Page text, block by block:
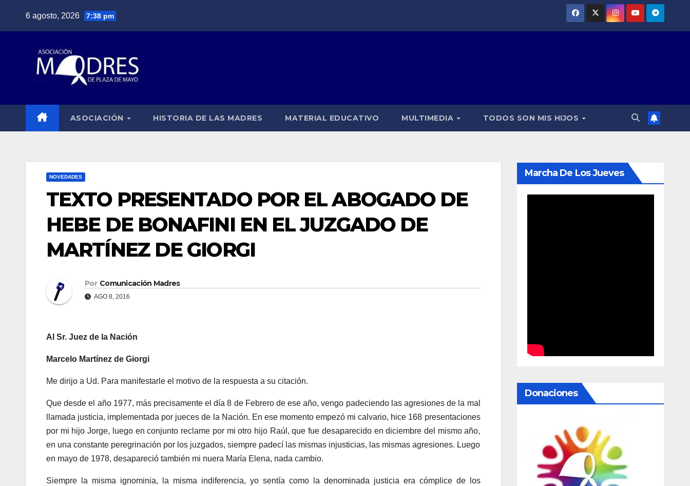
6 agosto, 2026 7:38 pm
ASOCIACIÓN HISTORIA DE LAS MADRES MATERIAL EDUCATIVO MULTIMEDIA TODOS SON MIS HIJOS
NOVEDADES
TEXTO PRESENTADO POR EL ABOGADO DE
HEBE DE BONAFINI EN EL JUZGADO DE
MARTÍNEZ DE GIORGI
Por Comunicación Madres
AGO 8, 2016
Al Sr. Juez de la Nación
Marcelo Martínez de Giorgi
Me dirijo a Ud. Para manifestarle el motivo de la respuesta a su citación.
Que desde el año 1977, más precisamente el día 8 de Febrero de ese año, vengo padeciendo las agresiones de la mal
llamada justicia, implementada por jueces de la Nación. En ese momento empezó mi calvario, hice 168 presentaciones
por mi hijo Jorge, luego en conjunto reclame por mi otro hijo Raúl, que fue desaparecido en diciembre del mismo año,
en una constante peregrinación por los juzgados, siempre padecí las mismas injusticias, las mismas agresiones. Luego
en mayo de 1978, desapareció también mi nuera María Elena, nada cambio.
Siempre la misma ignominia, la misma indiferencia, yo sentía como la denominada justicia era cómplice de los
Marcha De Los Jueves
Donaciones